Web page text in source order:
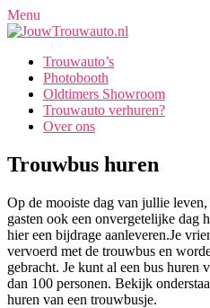
Menu
Trouwauto’s
Photobooth
Oldtimers Showroom
Trouwauto verhuren?
Over ons
Trouwbus huren
Op de mooiste dag van jullie
gasten ook een onvergetelijke dag
hier een bijdrage aanleveren.Je
vervoerd met de trouwbus en
gebracht. Je kunt al een bus huren
dan 100 personen. Bekijk
huren van een trouwbusje.